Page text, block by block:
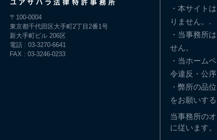
〒100-0004
東京都千代田区大手町2丁目2番1号
新大手町ビル 206区
電話 : 03-3270-6641
FAX : 03-3246-0233
・本サイト
りません。.
・当事務所
せん。
・当ホーム
令違反・公
・弊所の品
をお願いす
当事務所の
に従います。